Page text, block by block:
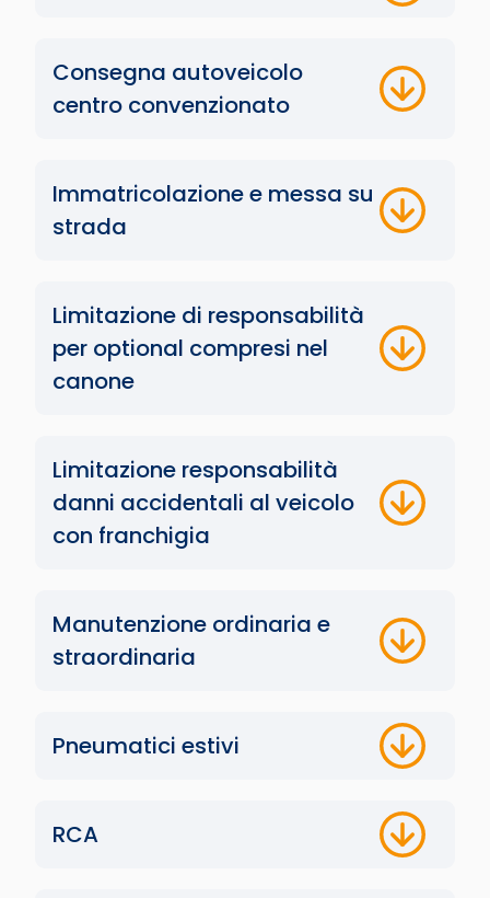
Consegna autoveicolo
centro convenzionato
Immatricolazione e messa su
strada
Limitazione di responsabilità
per optional compresi nel
canone
Limitazione responsabilità
danni accidentali al veicolo
con franchigia
Manutenzione ordinaria e
straordinaria
Pneumatici estivi
RCA